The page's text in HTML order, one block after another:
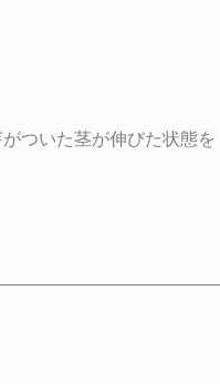
ついた茎が伸びた状態